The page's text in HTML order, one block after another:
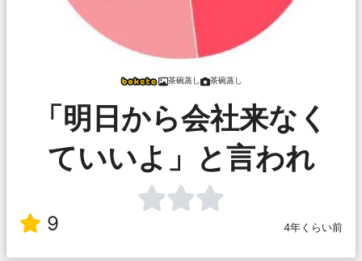
茶碗蒸し 茶碗蒸し
「明日から会社来なく
ていいよ」と言われ
9 4年くらい前